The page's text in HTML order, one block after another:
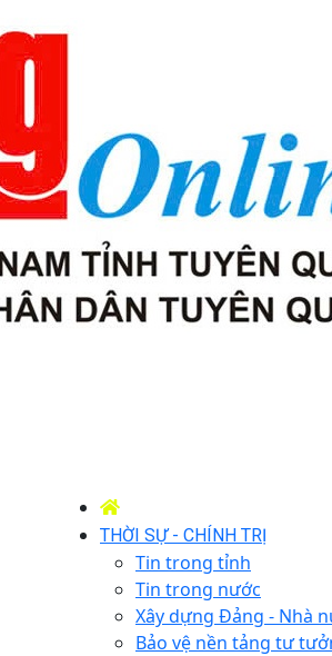
THỜI SỰ - CHÍNH TRỊ
Tin trong tỉnh
Tin trong nước
Xây dựng Đảng - Nhà
Bảo vệ nền tảng tư